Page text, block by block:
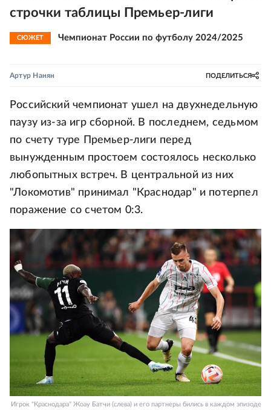
строчки таблицы Премьер-лиги
СЮЖЕТ Чемпионат России по футболу 2024/2025
Артур Нанян ПОДЕЛИТЬСЯ
Российский чемпионат ушел на двухнедельную
паузу из-за игр сборной. В последнем, седьмом
по счету туре Премьер-лиги перед
вынужденным простоем состоялось несколько
любопытных встреч. В центральной из них
"Локомотив" принимал "Краснодар" и потерпел
поражение со счетом 0:3.
Игрок "Краснодара" Жоау Батчи (слева) и его партнеры бились в каждом эпизоде